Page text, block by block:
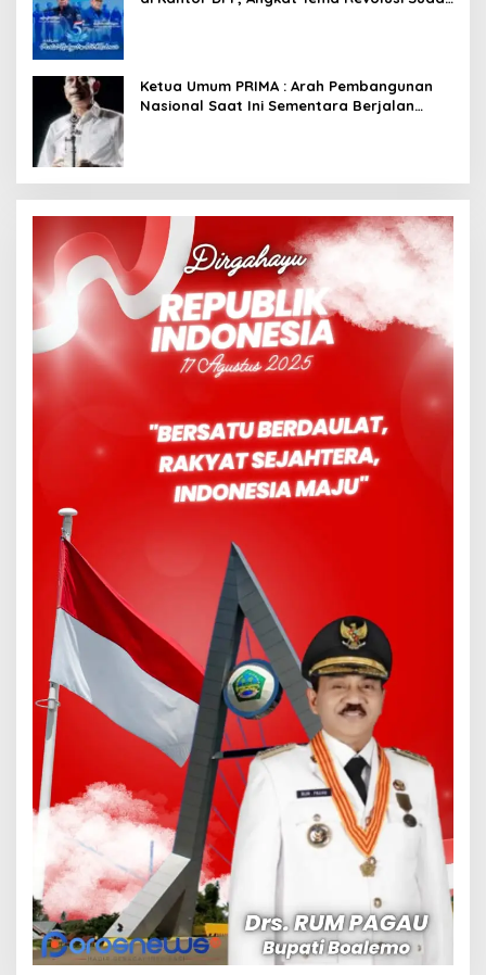
Ketua Umum PRIMA : Arah Pembangunan
Nasional Saat Ini Sementara Berjalan